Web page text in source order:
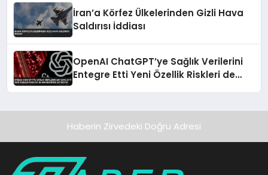
İran’a Körfez Ülkelerinden Gizli Hava
Saldırısı İddiası
OpenAI ChatGPT’ye Sağlık Verilerini
Entegre Etti Yeni Özellik Riskleri de
Haberin Zirvedeki Doğru Adresi